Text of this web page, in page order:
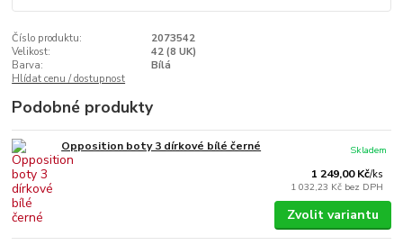
Číslo produktu:
2073542
Velikost:
42 (8 UK)
Barva:
Bílá
Hlídat cenu / dostupnost
Podobné produkty
Opposition boty 3 dírkové bílé černé
1 249,00 Kč/ks
1 032,23 Kč bez DPH
Skladem
Zvolit variantu